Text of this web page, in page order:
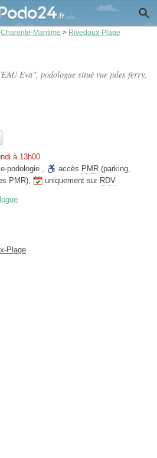
Charente-Maritime > Rivedoux-Plage
Eva", podologue situé rue jules ferry,
à 13h00
podologie , accès PMR (parking,
PMR), uniquement sur RDV
Plage